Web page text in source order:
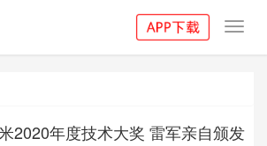
2020年度技术大奖 雷军亲自颁发